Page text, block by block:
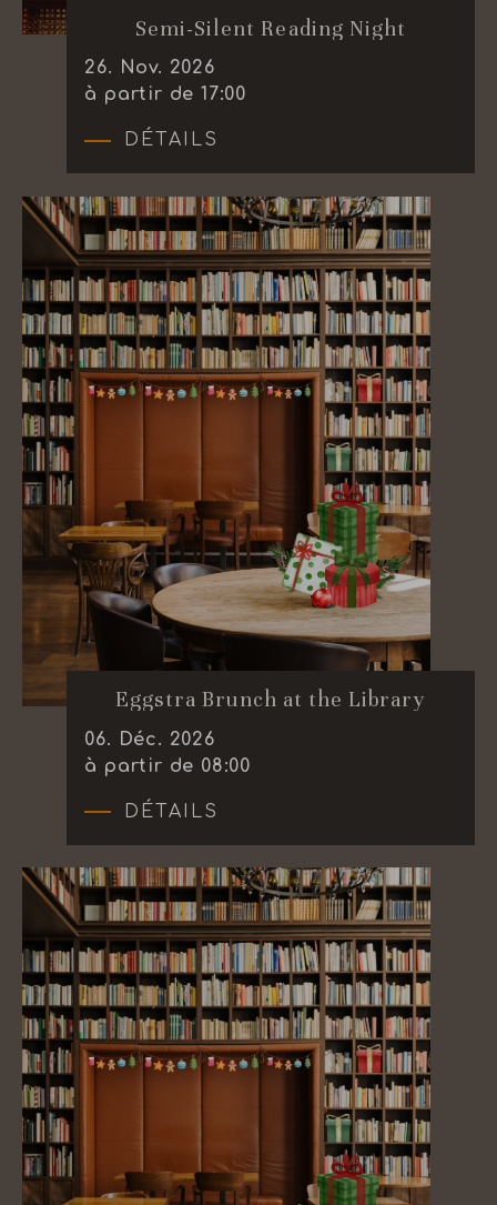
Semi-Silent Reading Night
26. Nov. 2026
à partir de 17:00
DÉTAILS
Eggstra Brunch at the Library
06. Déc. 2026
à partir de 08:00
DÉTAILS